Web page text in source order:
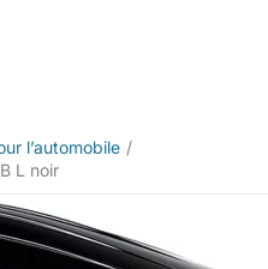
l’automobile
L noir